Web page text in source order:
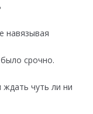
навязывая
срочно.
ждать чуть ли ни